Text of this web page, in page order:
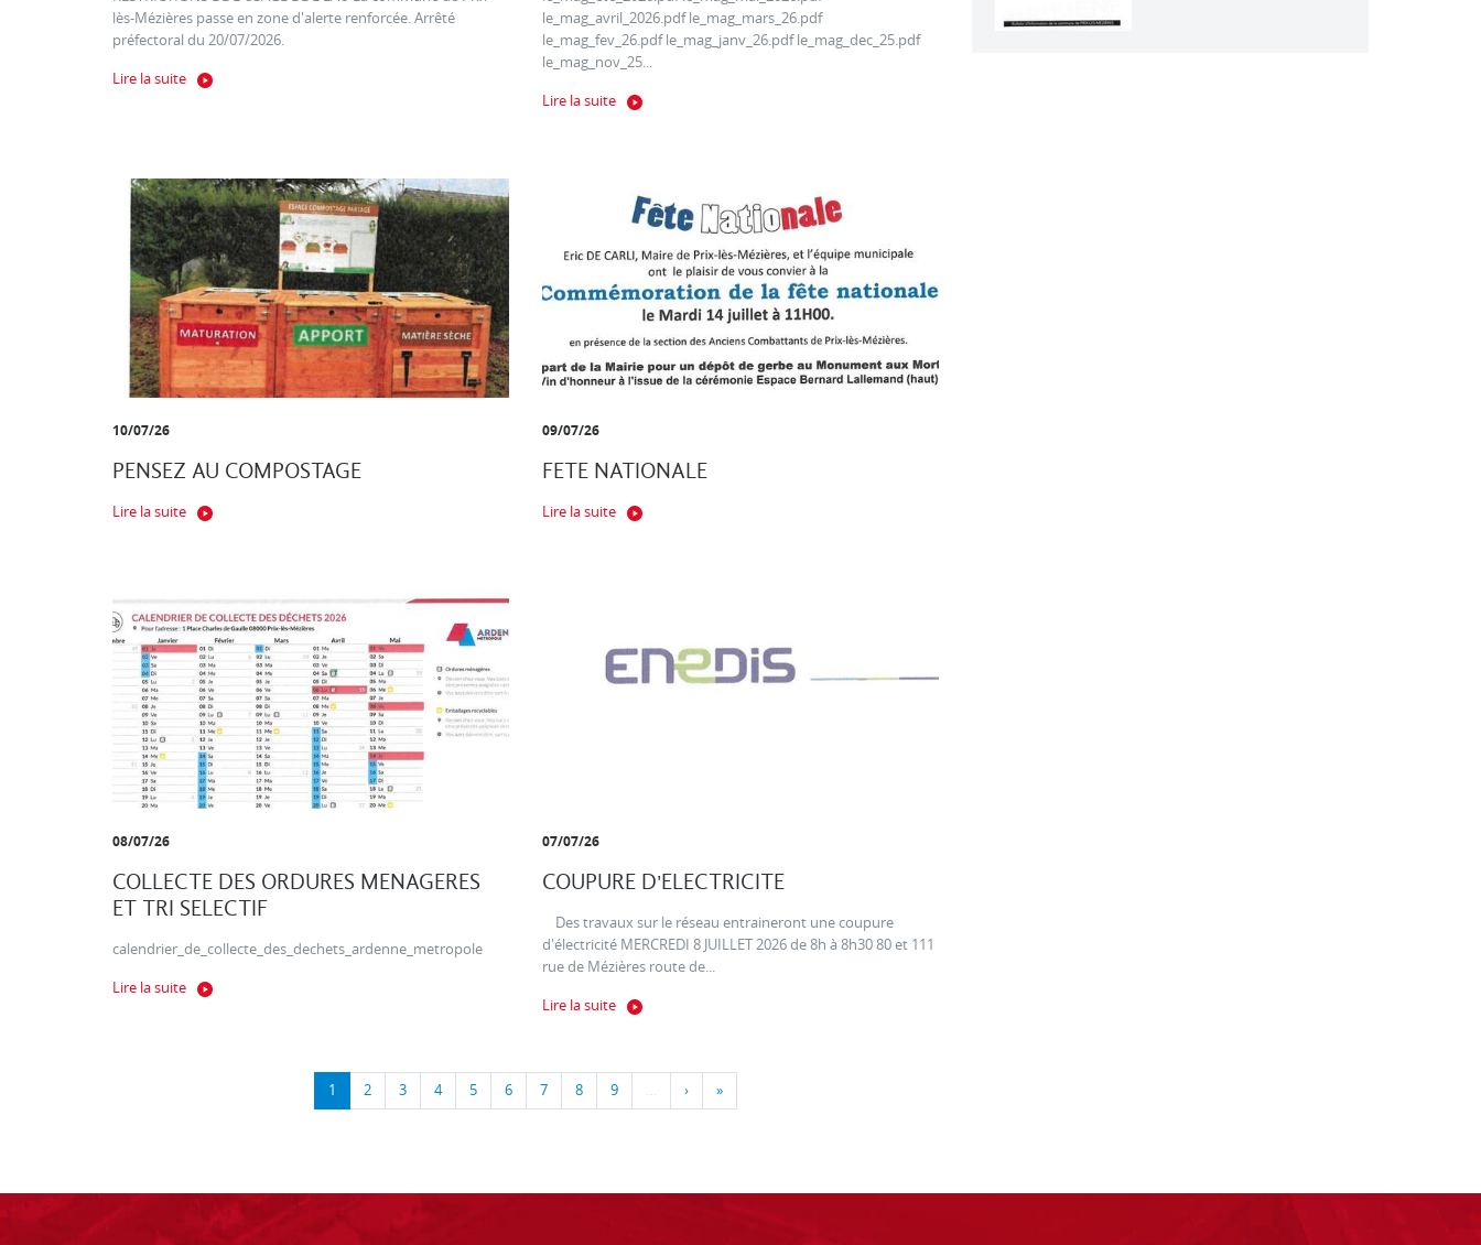
lès-Mézières passe en zone d'alerte renforcée. Arrêté
préfectoral du 20/07/2026.
Lire la suite
le_mag_avril_2026.pdf le_mag_mars_26.pdf
le_mag_fev_26.pdf le_mag_janv_26.pdf le_mag_dec_25.pdf
le_mag_nov_25...
Lire la suite
10/07/26
PENSEZ AU COMPOSTAGE
Lire la suite
09/07/26
FETE NATIONALE
Lire la suite
08/07/26
COLLECTE DES ORDURES MENAGERES
ET TRI SELECTIF
calendrier_de_collecte_des_dechets_ardenne_metropole
Lire la suite
07/07/26
COUPURE D'ELECTRICITE
Des travaux sur le réseau entraineront une coupure
d'électricité MERCREDI 8 JUILLET 2026 de 8h à 8h30 80 et 111
rue de Mézières route de...
Lire la suite
1 2 3 4 5 6 7 8 9 … › »